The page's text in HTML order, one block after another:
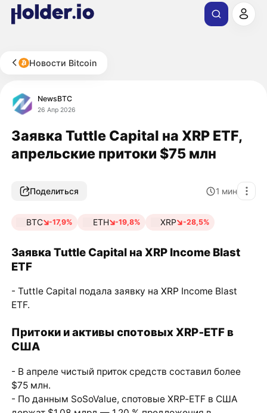
Новости Bitcoin
NewsBTC
26 Апр 2026
Заявка Tuttle Capital на XRP ETF,
апрельские притоки $75 млн
Поделиться 1 мин
BTC -17,9% ETH -19,8% XRP -28,5%
Заявка Tuttle Capital на XRP Income Blast
ETF
- Tuttle Capital подала заявку на XRP Income Blast
ETF.
Притоки и активы спотовых XRP‑ETF в
США
- В апреле чистый приток средств составил более
$75 млн.
- По данным SoSoValue, спотовые XRP‑ETF в США